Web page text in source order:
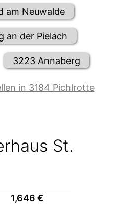
am Neuwalde
an der Pielach
3223 Annaberg
in 3184 Pichlrotte
St.
1,646 €